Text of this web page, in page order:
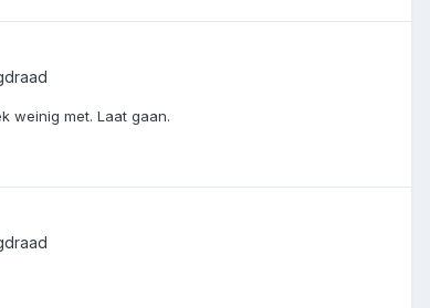
weinig met. Laat gaan.